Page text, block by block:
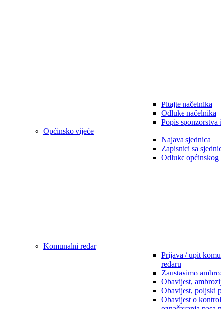
Pitajte načelnika
Odluke načelnika
Popis sponzorstva
Općinsko vijeće
Najava sjednica
Zapisnici sa
Odluke općinskog
Komunalni redar
Prijava / upit
redaru
Zaustavimo
Obavijest,
Obavijest, poljski
Obavijest o